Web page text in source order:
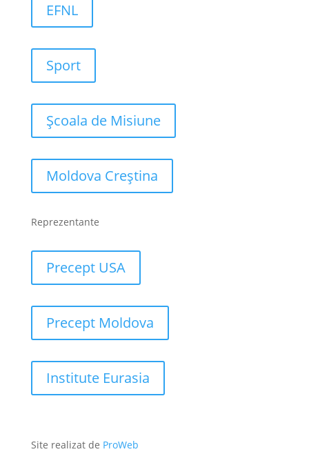
EFNL
Sport
Școala de Misiune
Moldova Creștina
Reprezentante
Precept USA
Precept Moldova
Institute Eurasia
Site realizat de ProWeb